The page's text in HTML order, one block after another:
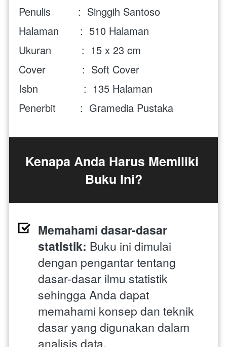
Penulis         :  Singgih Santoso
Halaman       :  510 Halaman
Ukuran          :  15 x 23 cm
Cover            :  Soft Cover
Isbn               :  135 Halaman
Penerbit        :  Gramedia Pustaka
Kenapa Anda Harus Memiliki
Buku Ini?
Memahami dasar-dasar
statistik: Buku ini dimulai
dengan pengantar tentang
dasar-dasar ilmu statistik
sehingga Anda dapat
memahami konsep dan teknik
dasar yang digunakan dalam
analisis data.